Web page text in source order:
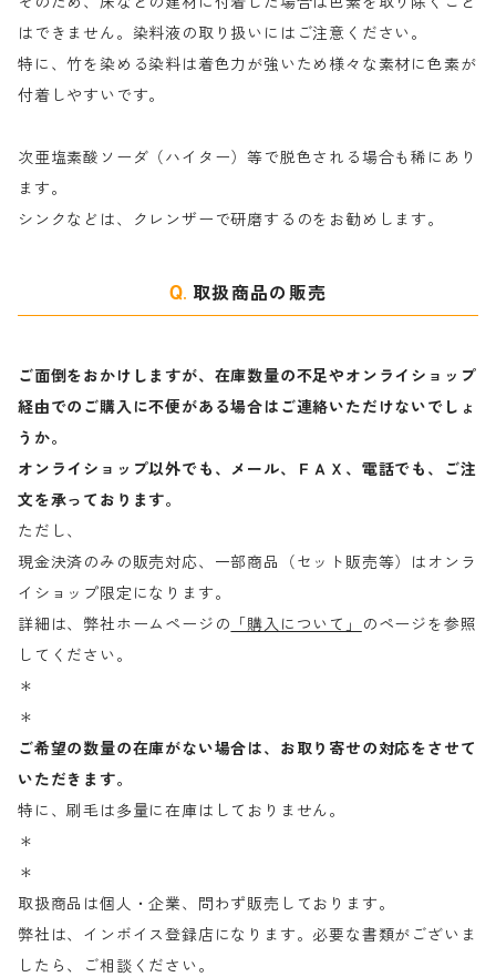
マ行
絹・羊毛を染める染料
はできません。染料液の取り扱いにはご注意ください。
特に、竹を染める染料は着色力が強いため様々な素材に色素が
付着しやすいです。
次亜塩素酸ソーダ（ハイター）等で脱色される場合も稀にあり
ます。
シンクなどは、クレンザーで研磨するのをお勧めします。
取扱商品の販売
ご面倒をおかけしますが、在庫数量の不足やオンライショップ
経由でのご購入に不便がある場合はご連絡いただけないでしょ
うか。
オンライショップ以外でも、メール、ＦＡＸ、電話でも、ご注
文を承っております。
ただし、
現金決済のみの販売対応、一部商品（セット販売等）はオンラ
イショップ限定になります。
詳細は、弊社ホームページの 「購入について」
のページを参照
してください。
＊
＊
ご希望の数量の在庫がない場合は、お取り寄せの対応をさせて
いただきます。
特に、刷毛は多量に在庫はしておりません。
＊
＊
取扱商品は個人・企業、問わず販売しております。
弊社は、インボイス登録店になります。必要な書類がございま
したら、ご相談ください。